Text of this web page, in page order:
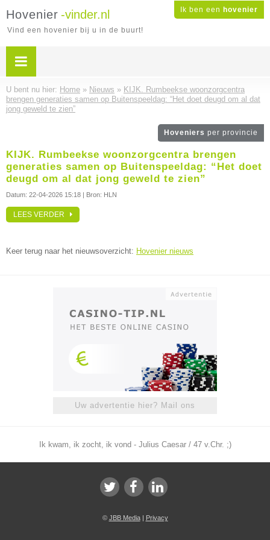
Ik ben een hovenier
Hovenier -vinder.nl
Vind een hovenier bij u in de buurt!
U bent nu hier: Home » Nieuws » KIJK. Rumbeekse woonzorgcentra
brengen generaties samen op Buitenspeeldag: “Het doet deugd om al dat
jong geweld te zien”
Hoveniers per provincie
KIJK. Rumbeekse woonzorgcentra brengen
generaties samen op Buitenspeeldag: “Het doet
deugd om al dat jong geweld te zien”
Datum: 22-04-2026 15:18 | Bron: HLN
LEES VERDER
Keer terug naar het nieuwsoverzicht: Hovenier nieuws
Uw advertentie hier? Mail ons
Ik kwam, ik zocht, ik vond - Julius Caesar / 47 v.Chr. ;)
© JBB Media| Privacy